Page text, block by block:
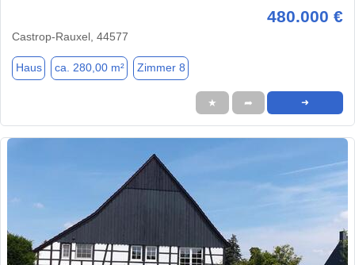
480.000 €
Castrop-Rauxel, 44577
Haus ca. 280,00 m² Zimmer 8
★ ➦ ➜